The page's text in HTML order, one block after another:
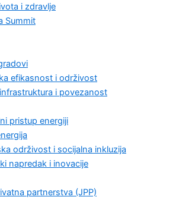
i zdravlje
Summit
efikasnost i održivost
i povezanost
pristup energiji
održivost i socijalna inkluzija
napredak i inovacije
partnerstva (JPP)